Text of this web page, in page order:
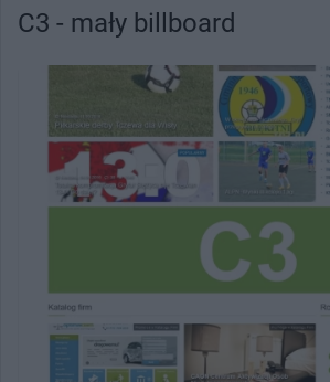
C3 - mały billboard